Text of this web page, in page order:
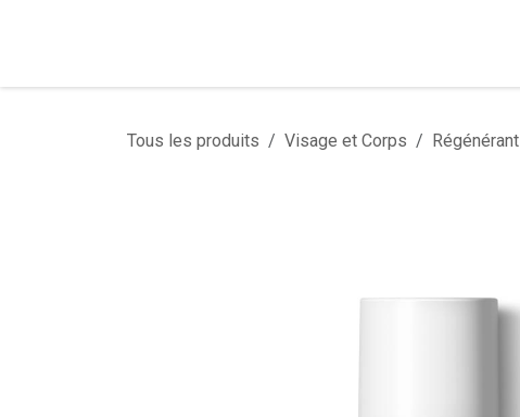
Tous les produits Visage et Corps Régénérant